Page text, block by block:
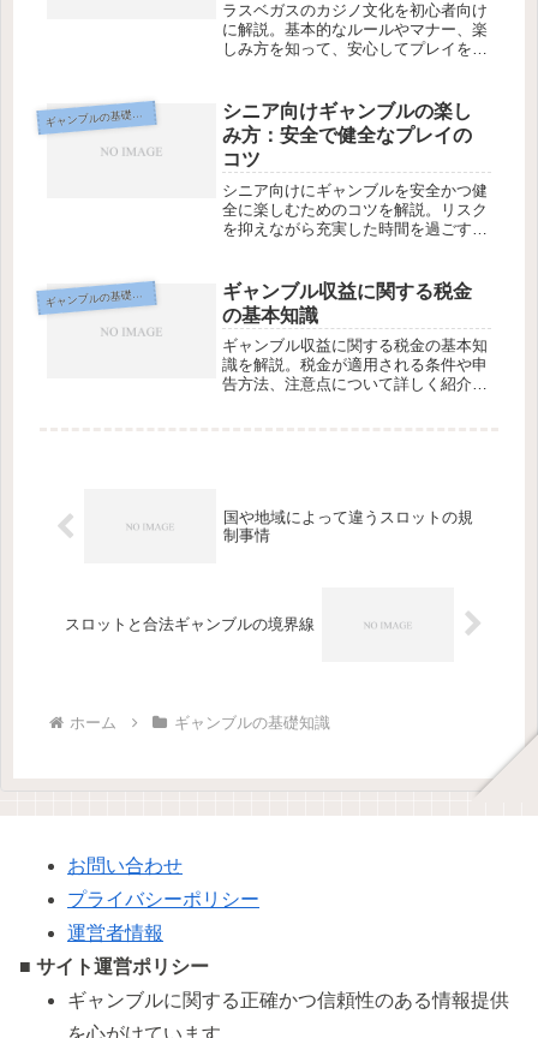
ラスベガスのカジノ文化を初心者向け
に解説。基本的なルールやマナー、楽
しみ方を知って、安心してプレイを楽
ギ
ャンブルの基礎知識
シニア向けギャンブルの楽し
み方：安全で健全なプレイの
コツ
シニア向けにギャンブルを安全かつ健
全に楽しむためのコツを解説。リスク
を抑えながら充実した時間を過ごす方
ギ
ャンブルの基礎知識
ギャンブル収益に関する税金
の基本知識
ギャンブル収益に関する税金の基本知
識を解説。税金が適用される条件や申
告方法、注意点について詳しく紹介し
国や地域によって違うスロットの規
制事情
スロットと合法ギャンブルの境界線
ホーム ギャンブルの基礎知識
お問い合わせ
プライバシーポリシー
運営者情報
■ サイト運営ポリシー
ギャンブルに関する正確かつ信頼性のある情報提供
を心がけています。